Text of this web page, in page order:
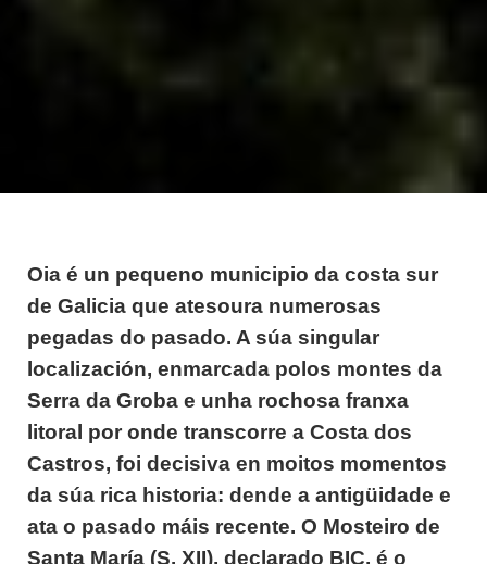
Oia é un pequeno municipio da costa sur
de Galicia que atesoura numerosas
pegadas do pasado. A súa singular
localización, enmarcada polos montes da
Serra da Groba e unha rochosa franxa
litoral por onde transcorre a Costa dos
Castros, foi decisiva en moitos momentos
da súa rica historia: dende a antigüidade e
ata o pasado máis recente. O Mosteiro de
Santa María (S. XII), declarado BIC, é o